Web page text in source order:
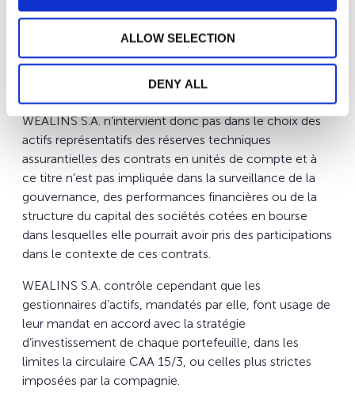
ALLOW SELECTION
DENY ALL
librement décider d’investir. La politique
d’investissement reflète les limites reprises dans la
de ce type d’actifs pour les compagnies établies au
WEALINS S.A. n’intervient donc pas dans le choix des
actifs représentatifs des réserves techniques
assurantielles des contrats en unités de compte et à
ce titre n’est pas impliquée dans la surveillance de la
gouvernance, des performances financières ou de la
structure du capital des sociétés cotées en bourse
dans lesquelles elle pourrait avoir pris des participations
dans le contexte de ces contrats.
WEALINS S.A. contrôle cependant que les
gestionnaires d’actifs, mandatés par elle, font usage de
leur mandat en accord avec la stratégie
d’investissement de chaque portefeuille, dans les
limites la circulaire CAA 15/3, ou celles plus strictes
imposées par la compagnie.